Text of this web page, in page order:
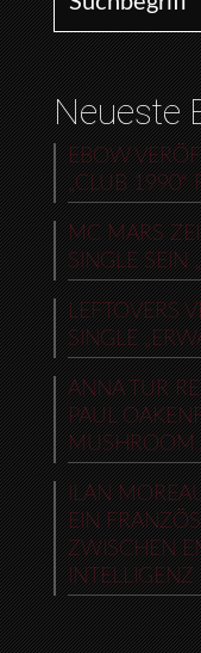
Neueste
EBOW
„CLUB 1990“
MC MARS
SINGLE SEIN
LEFTOVERS
SINGLE
ANNA TUR
PAUL
MUSHROOM
ILAN
EIN
ZWISCHEN
INTELLIGENZ